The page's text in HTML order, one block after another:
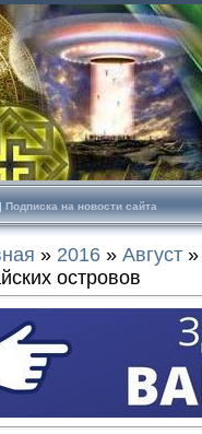
| Подписка на новости сайта
» 2016 » Август »
островов